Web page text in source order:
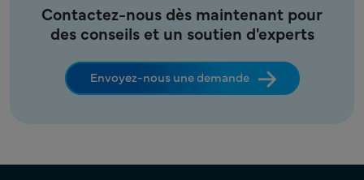
Contactez-nous dès maintenant pour
des conseils et un soutien d'experts
Envoyez-nous une demande